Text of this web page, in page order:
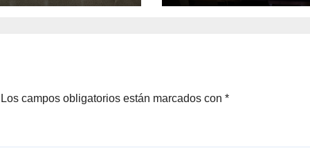
Los campos obligatorios están marcados con *